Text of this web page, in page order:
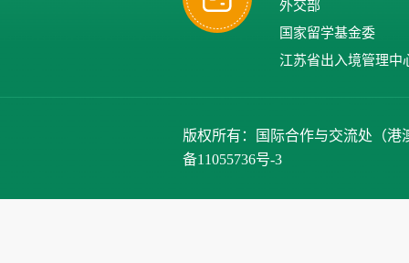
外交部
国家留学基金委
江苏省出入境管理中
版权所有：国际合作与交流处（港
备11055736号-3